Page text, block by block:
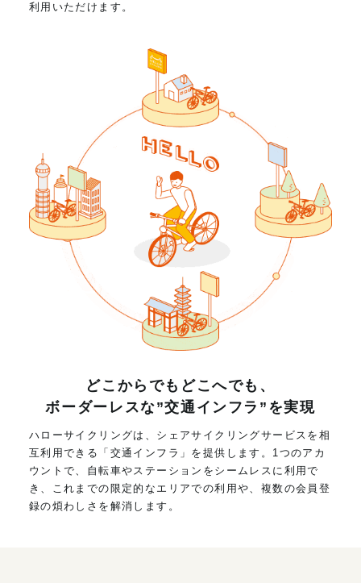
利用いただけます。
どこからでもどこへでも、
ボーダーレスな”交通インフラ”を実現
ハローサイクリングは、シェアサイクリングサービスを相
互利用できる「交通インフラ」を提供します。1つのアカ
ウントで、自転車やステーションをシームレスに利用で
き、これまでの限定的なエリアでの利用や、複数の会員登
録の煩わしさを解消します。